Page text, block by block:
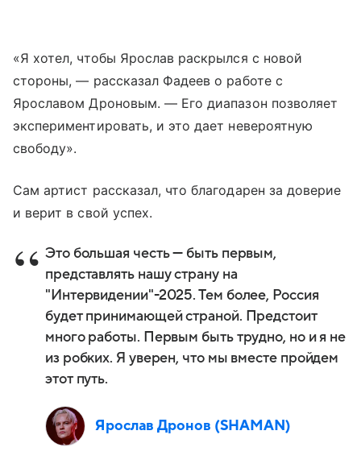
«Я хотел, чтобы Ярослав раскрылся с новой
стороны, — рассказал Фадеев о работе с
Ярославом Дроновым. — Его диапазон позволяет
экспериментировать, и это дает невероятную
свободу».
Сам артист рассказал, что благодарен за доверие
и верит в свой успех.
Это большая честь — быть первым,
представлять нашу страну на
"Интервидении"-2025. Тем более, Россия
будет принимающей страной. Предстоит
много работы. Первым быть трудно, но и я не
из робких. Я уверен, что мы вместе пройдем
этот путь.
Ярослав Дронов (SHAMAN)